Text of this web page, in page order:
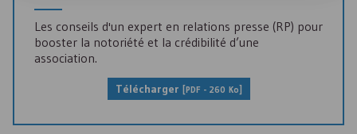
Les conseils d'un expert en relations presse (RP) pour
booster la notoriété et la crédibilité d’une
association.
Télécharger [PDF- 260 Ko]